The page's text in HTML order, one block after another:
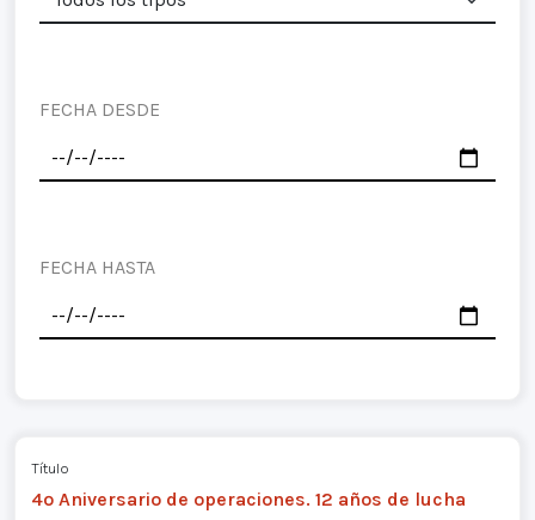
FECHA DESDE
FECHA HASTA
Título
4º Aniversario de operaciones. 12 años de lucha